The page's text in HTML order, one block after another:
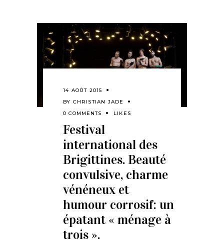
14 AOÛT 2015
BY CHRISTIAN JADE
0 COMMENTS
LIKES
Festival
international des
Brigittines. Beauté
convulsive, charme
vénéneux et
humour corrosif: un
épatant « ménage à
trois ».